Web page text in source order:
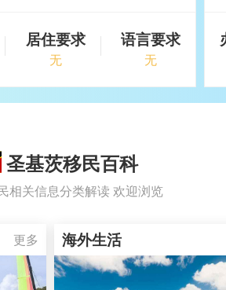
居住要求
无
语言要求
无
圣基茨移民百科
相关信息分类解读 欢迎浏览
更多 海外生活